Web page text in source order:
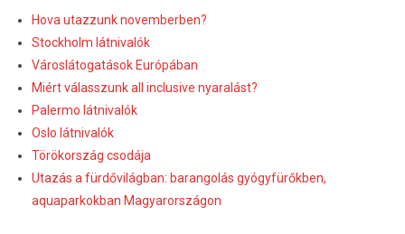
Hova utazzunk novemberben?
Stockholm látnivalók
Városlátogatások Európában
Miért válasszunk all inclusive nyaralást?
Palermo látnivalók
Oslo látnivalók
Törökország csodája
Utazás a fürdővilágban: barangolás gyógyfürőkben,
aquaparkokban Magyarországon